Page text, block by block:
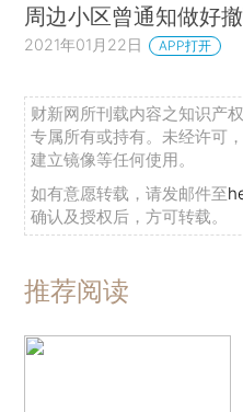
周边小区曾通知做好
2021年01月22日 APP打开
财新网所刊载内容之知识产
专属所有或持有。未经许可
建立镜像等任何使用。
如有意愿转载，请发邮件至
确认及授权后，方可转载。
推荐阅读